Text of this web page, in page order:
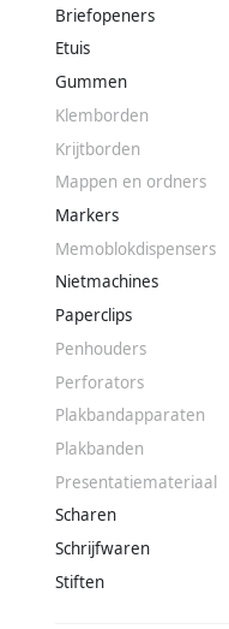
Briefopeners
Etuis
Gummen
Klemborden
Krijtborden
Mappen en ordners
Markers
Memoblokdispensers
Nietmachines
Paperclips
Penhouders
Perforators
Plakbandapparaten
Plakbanden
Presentatiemateriaal
Scharen
Schrijfwaren
Stiften